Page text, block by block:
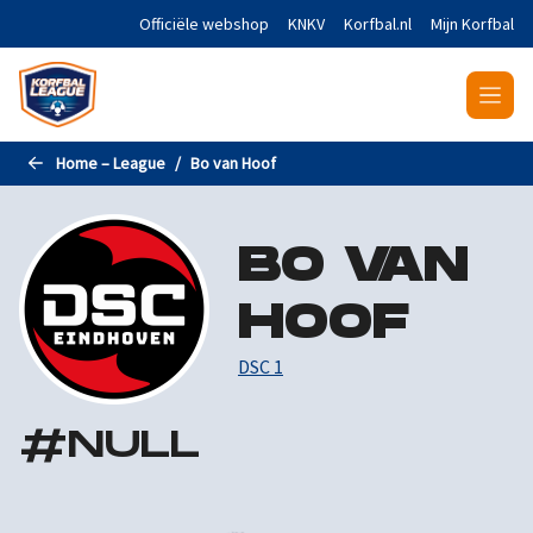
Naar de hoofdinhoud gaanOfficiële webshop KNKV Korfbal.nl Mijn Korfbal
Home – League Bo van Hoof
BO VAN
HOOF
DSC 1
#NULL